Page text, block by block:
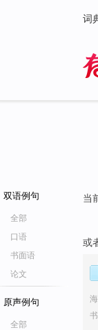
词
双语例句
全部
口语
书面语
论文
原声例句
全部
当
或